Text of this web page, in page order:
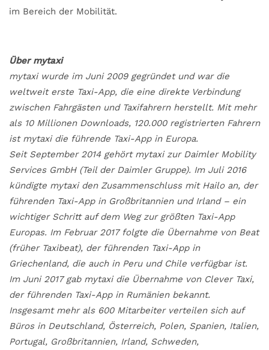
im Bereich der Mobilität.
Über mytaxi
mytaxi wurde im Juni 2009 gegründet und war die
weltweit erste Taxi-App, die eine direkte Verbindung
zwischen Fahrgästen und Taxifahrern herstellt. Mit mehr
als 10 Millionen Downloads, 120.000 registrierten Fahrern
ist mytaxi die führende Taxi-App in Europa.
Seit September 2014 gehört mytaxi zur Daimler Mobility
Services GmbH (Teil der Daimler Gruppe). Im Juli 2016
kündigte mytaxi den Zusammenschluss mit Hailo an, der
führenden Taxi-App in Großbritannien und Irland – ein
wichtiger Schritt auf dem Weg zur größten Taxi-App
Europas. Im Februar 2017 folgte die Übernahme von Beat
(früher Taxibeat), der führenden Taxi-App in
Griechenland, die auch in Peru und Chile verfügbar ist.
Im Juni 2017 gab mytaxi die Übernahme von Clever Taxi,
der führenden Taxi-App in Rumänien bekannt.
Insgesamt mehr als 600 Mitarbeiter verteilen sich auf
Büros in Deutschland, Österreich, Polen, Spanien, Italien,
Portugal, Großbritannien, Irland, Schweden,